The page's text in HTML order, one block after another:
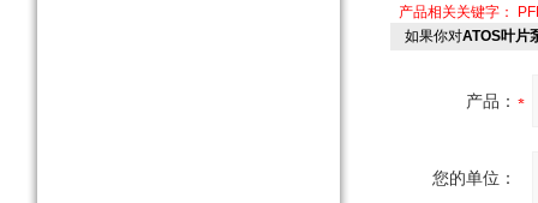
产品相关关键字：
如果你对ATOS叶片
产品：
您的单位：